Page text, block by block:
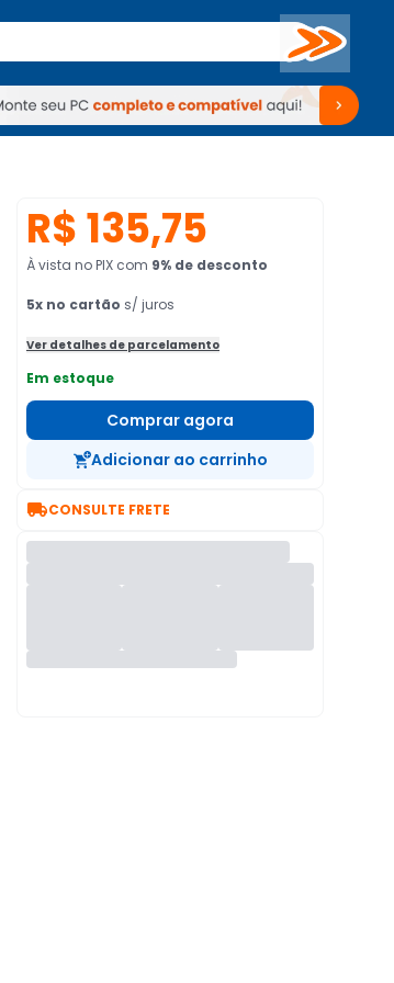
Buscar
Periféricos TV Venda no KaBuM!
TV Venda no KaBuM!
R$ 135,75
À vista no PIX com 9% de desconto
5x no cartão s/ juros
Ver detalhes de parcelamento
Em estoque
Comprar agora
Adicionar ao carrinho
CONSULTE FRETE